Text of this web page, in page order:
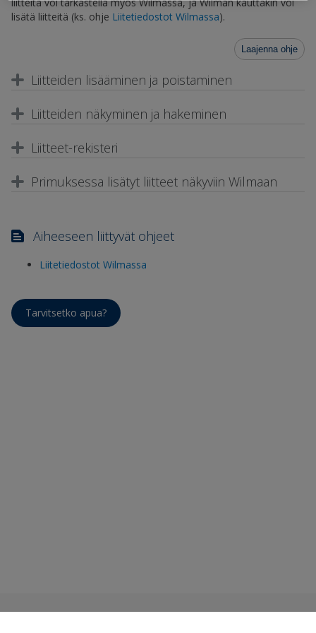
lisätä liitteitä (ks. ohje Liitetiedostot Wilmassa).
Laajenna ohje
Liitteiden lisääminen ja poistaminen
Liitteiden näkyminen ja hakeminen
Liitteet-rekisteri
Primuksessa lisätyt liitteet näkyviin Wilmaan
Aiheeseen liittyvät ohjeet
Liitetiedostot Wilmassa
Tarvitsetko apua?